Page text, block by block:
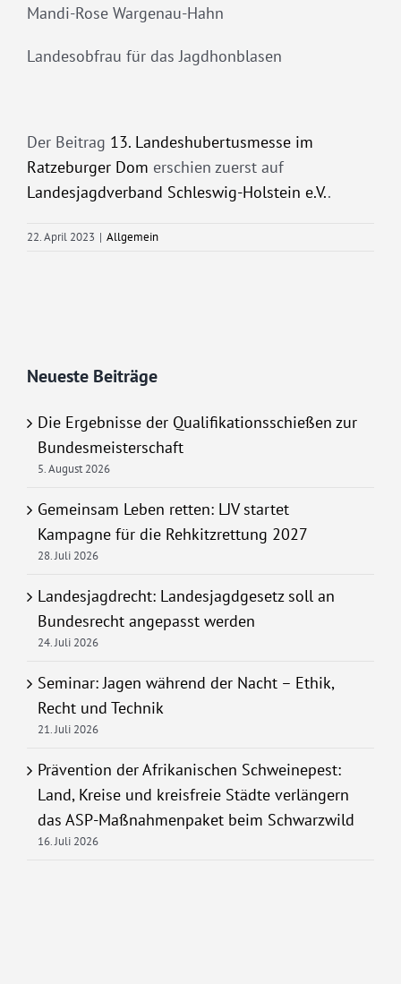
Mandi-Rose Wargenau-Hahn
Landesobfrau für das Jagdhonblasen
Der Beitrag 13. Landeshubertusmesse im
Ratzeburger Dom erschien zuerst auf
Landesjagdverband Schleswig-Holstein e.V..
22. April 2023 | Allgemein
Neueste Beiträge
Die Ergebnisse der Qualifikationsschießen zur
Bundesmeisterschaft
5. August 2026
Gemeinsam Leben retten: LJV startet
Kampagne für die Rehkitzrettung 2027
28. Juli 2026
Landesjagdrecht: Landesjagdgesetz soll an
Bundesrecht angepasst werden
24. Juli 2026
Seminar: Jagen während der Nacht – Ethik,
Recht und Technik
21. Juli 2026
Prävention der Afrikanischen Schweinepest:
Land, Kreise und kreisfreie Städte verlängern
das ASP-Maßnahmenpaket beim Schwarzwild
16. Juli 2026